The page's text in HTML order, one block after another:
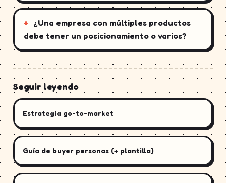
¿Una empresa con múltiples productos
debe tener un posicionamiento o varios?
Seguir leyendo
Estrategia go-to-market
Guía de buyer personas (+ plantilla)